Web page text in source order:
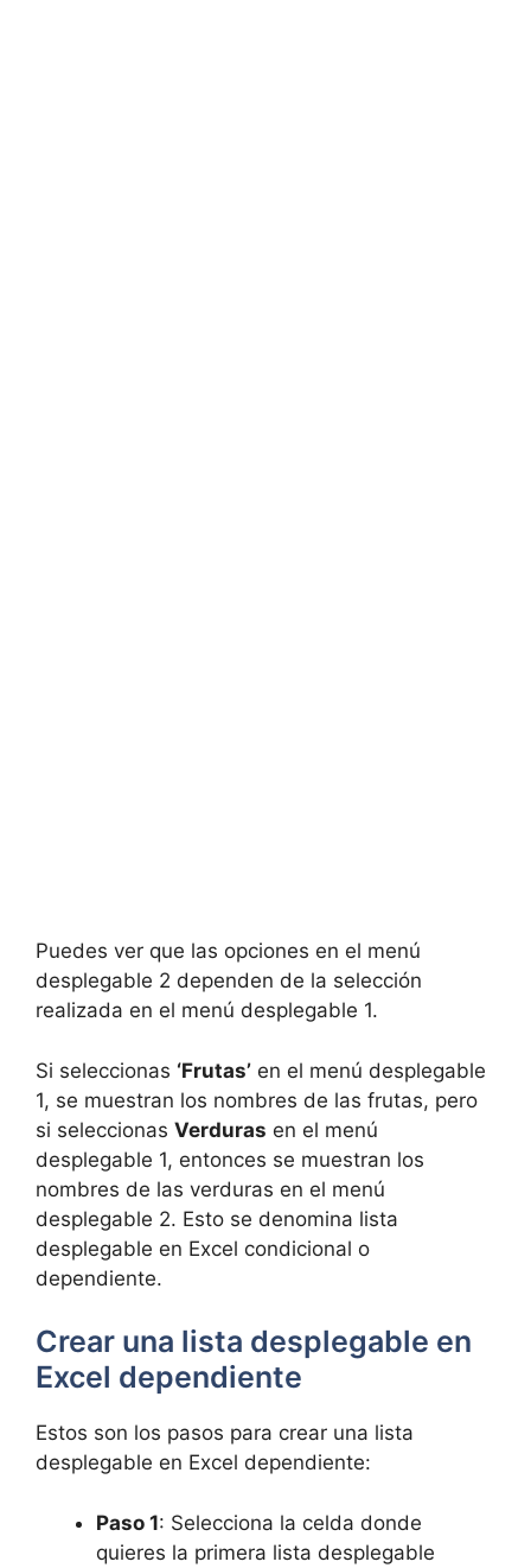
Puedes ver que las opciones en el menú
desplegable 2 dependen de la selección
realizada en el menú desplegable 1.
Si seleccionas ‘Frutas’ en el menú desplegable
1, se muestran los nombres de las frutas, pero
si seleccionas Verduras en el menú
desplegable 1, entonces se muestran los
nombres de las verduras en el menú
desplegable 2. Esto se denomina lista
desplegable en Excel condicional o
dependiente.
Crear una lista desplegable en
Excel dependiente
Estos son los pasos para crear una lista
desplegable en Excel dependiente:
Paso 1: Selecciona la celda donde
quieres la primera lista desplegable